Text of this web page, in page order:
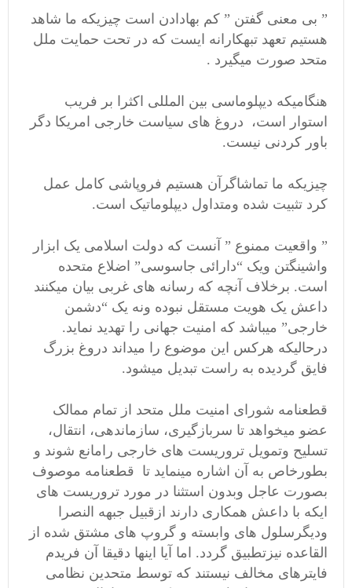
” بی معنی گفتن ” کم بهادادن است چیزیکه ما شاهد
هستیم تعهد تبهکارانه ایست که در تحت حمایت ملل
متحد صورت میگیرد .
هنگامیکه دیپلوماسی بین المللی اکثرا بر فریب
استوار است، دروغ های سیاست خارجی امریکا دگر
باور کردنی نیست.
چیزیکه ما تماشاگرآن هستیم فروپاشی کامل عمل
کرد تثبیت شده ومتداول دیپلوماتیک است.
” واقعیت ممنوع ” آنست که دولت اسلامی یک ابزار
واشینگتن ویک “دارائی جاسوسی” اضلاع متحده
است. برخلاف آنچه که رسانه های غربی بیان میکنند
داعش یک هویت مستقل نبوده ونه یک “دشمن
خارجی” میباشد که امنیت جهانی را تهدید نماید.
درحالیکه هرکس این موضوع را میداند دروغ بزرگ
فایق گردیده به راست تبدیل میشود.
قطعنامه شورای امنیت ملل متحد از تمام ممالک
عضو میخواهد تا سربازگیری، سازماندهی، انتقال،
تسلیح وتمویل تروریست های خارجی رامانع شوند و
بطورخاص به آن اشاره مینماید تا قطعنامه موصوف
بصورت عاجل وبدون استثنا در مورد تروریست های
ایکه با داعش همکاری دارند ازقبیل جبهه النصرا
ودیگرسلول های وابسته و گروپ های مشتق شده از
القاعده نیزتطبیق گردد. اما آیا اینها دقیقا آن فریدم
فایترهای مخالف نیستند که توسط متحدین نظامی